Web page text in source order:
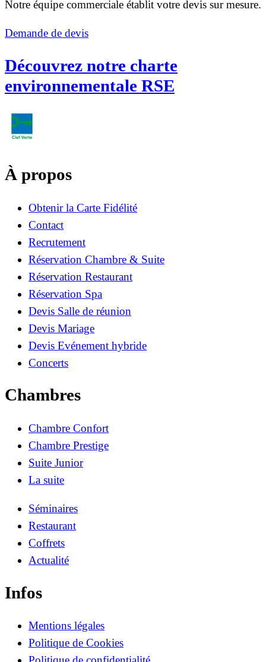
Notre équipe commerciale établit votre devis sur mesure.
Demande de devis
Découvrez notre charte
environnementale RSE
À propos
Obtenir la Carte Fidélité
Contact
Recrutement
Réservation Chambre & Suite
Réservation Restaurant
Réservation Spa
Devis Salle de réunion
Devis Mariage
Devis Evénement hybride
Concerts
Chambres
Chambre Confort
Chambre Prestige
Suite Junior
La suite
Séminaires
Restaurant
Coffrets
Actualité
Infos
Mentions légales
Politique de Cookies